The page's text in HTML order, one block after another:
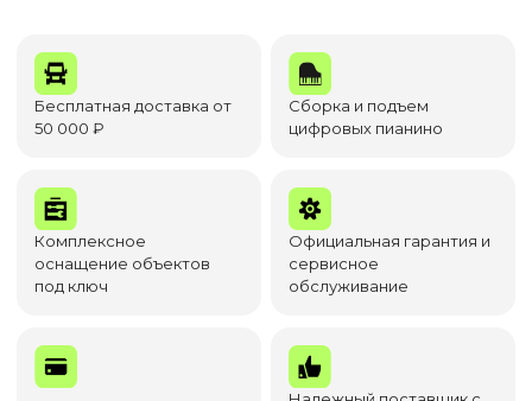
Бесплатная доставка от
50 000 ₽
Сборка и подъем
цифровых пианино
Комплексное
оснащение объектов
под ключ
Официальная гарантия и
сервисное
обслуживание